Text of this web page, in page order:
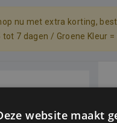
nu met extra korting,
7 dagen / Groene Kleur
website maakt